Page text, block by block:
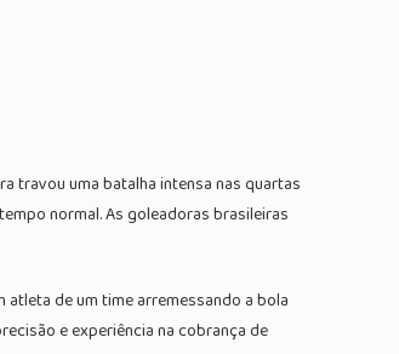
travou uma batalha intensa nas quartas
normal. As goleadoras brasileiras
de um time arremessando a bola
e experiência na cobrança de